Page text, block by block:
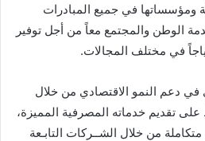
ومؤسساتها في جميع المبادرات
الوطن والمجتمع معاً من أجل توفير
في مختلف المجالات.
في دعم النمو الاقتصادي من خلال
تقديم خدماته المصرفية المميزة،
من خلال الشــركات التابـعة